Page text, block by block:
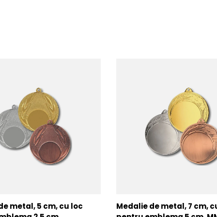
metal, 5 cm, cu loc
Medalie de metal, 7 cm,